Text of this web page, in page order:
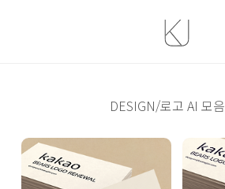
DESIGN/로고 AI 모음